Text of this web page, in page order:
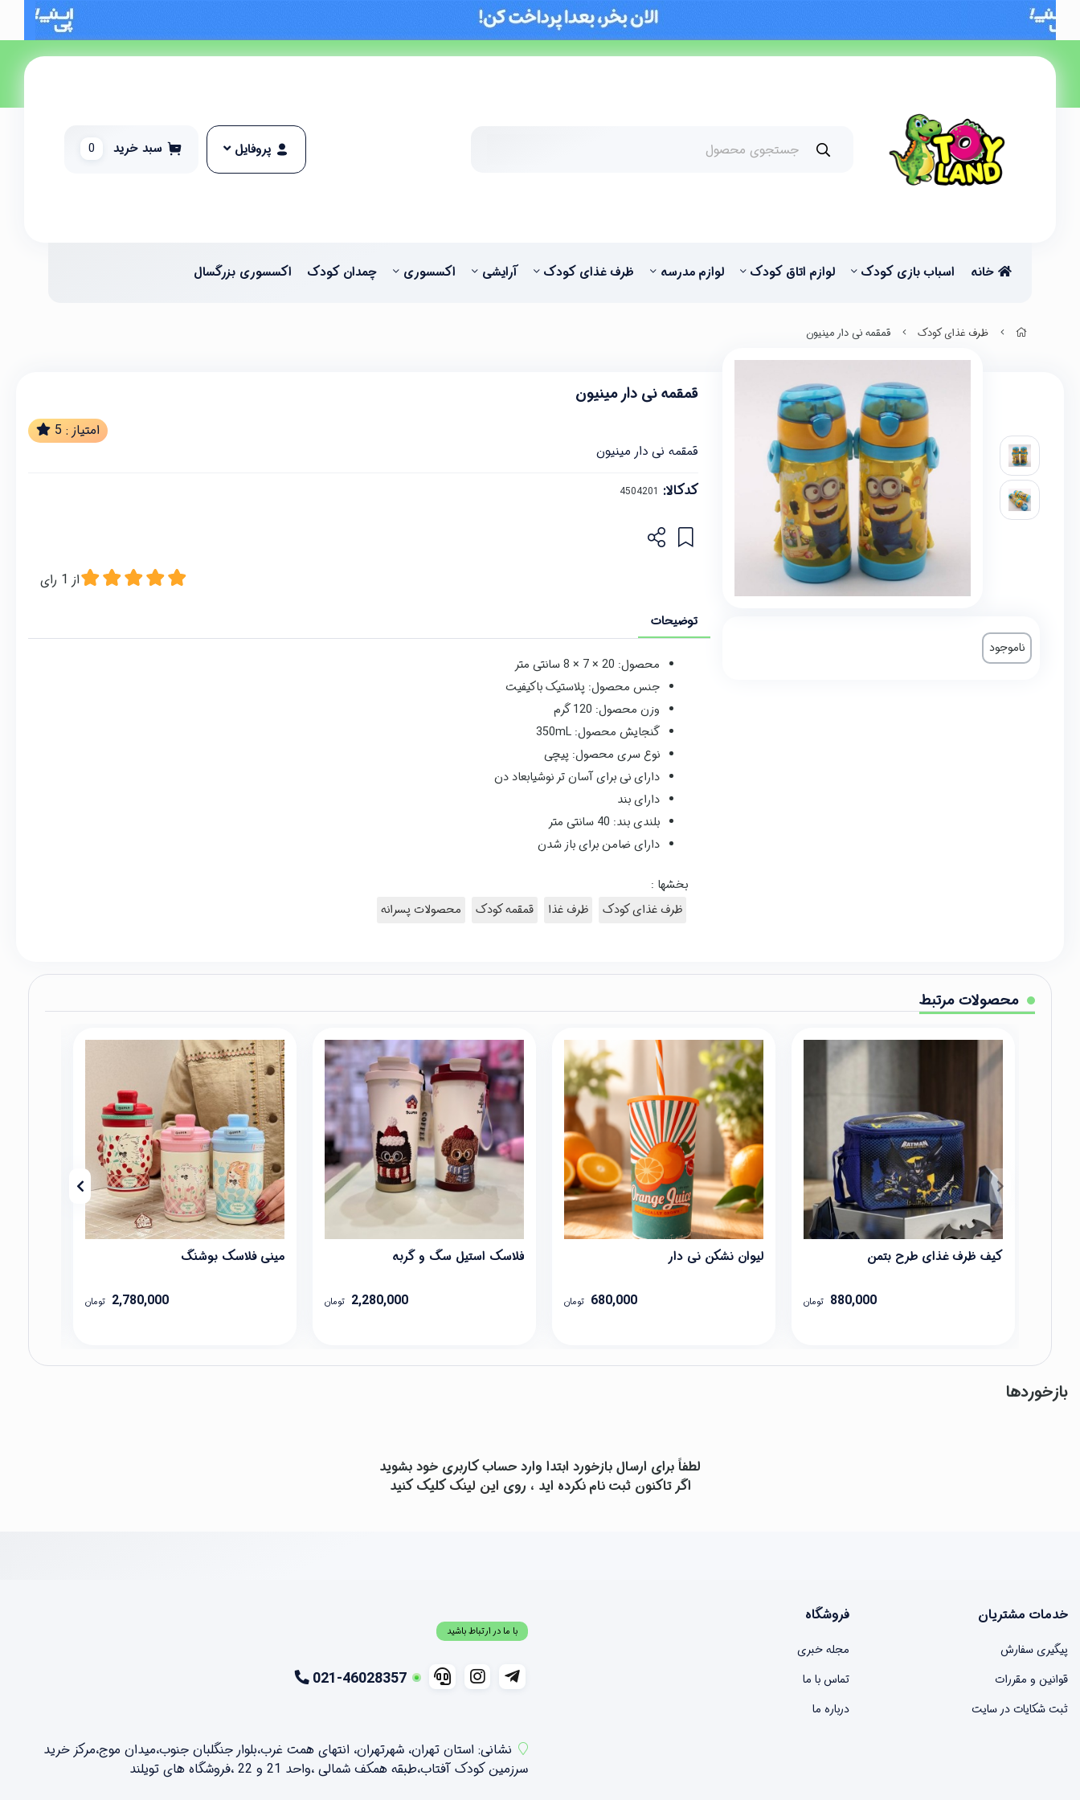
پروفایل سبد خرید 0
خانه اسباب بازی کودک لوازم اتاق کودک لوازم مدرسه ظرف غذای کودک آرایشی اکسسوری چمدان کودک اکسسوری بزرگسال
ظرف غذای کودک قمقمه نی دار مینیون
ناموجود
قمقمه نی دار مینیون
امتیاز : 5
قمقمه نی دار مینیون
کدکالا:
از 1 رای
توضیحات
محصول: 20 × 7 × 8 سانتی متر
جنس محصول: پلاستیک باکیفیت
وزن محصول: 120 گرم
گنجایش محصول: 350mL
نوع سری محصول: پیچی
دارای نی برای آسان تر نوشیابعاد دن
دارای بند
بلندی بند: 40 سانتی متر
دارای ضامن برای باز شدن
بخشها :
ظرف غذای کودک
ظرف غذا قمقمه کودک محصولات پسرانه
محصولات مرتبط
کیف ظرف غذای طرح بتمن
880,000 تومان
لیوان نشکن نی دار
680,000 تومان
فلاسک استیل سگ و گربه
2,280,000 تومان
مینی فلاسک بوشنگ
2,780,000 تومان
بازخوردها
لطفاً برای ارسال بازخورد ابتدا وارد حساب کاربری خود بشوید
اگر تاکنون ثبت نام نکرده اید ، روی این لینک کلیک کنید
خدمات مشتریان
پیگیری سفارش
قوانین و مقررات
ثبت شکایات در سایت
فروشگاه
مجله خبری
تماس با ما
درباره ما
با ما در ارتباط باشید
021-46028357
نشانی: استان تهران، شهرتهران، انتهای همت غرب،بلوار جنگلبان جنوب،میدان موج،مرکز خرید
سرزمین کودک آفتاب،طبقه همکف شمالی ،واحد 21 و 22 ،فروشگاه های تویلند